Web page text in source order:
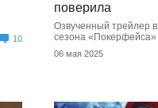
10
поверила
Озвученный трейлер
сезона «Покерфейса»
06 мая 2025